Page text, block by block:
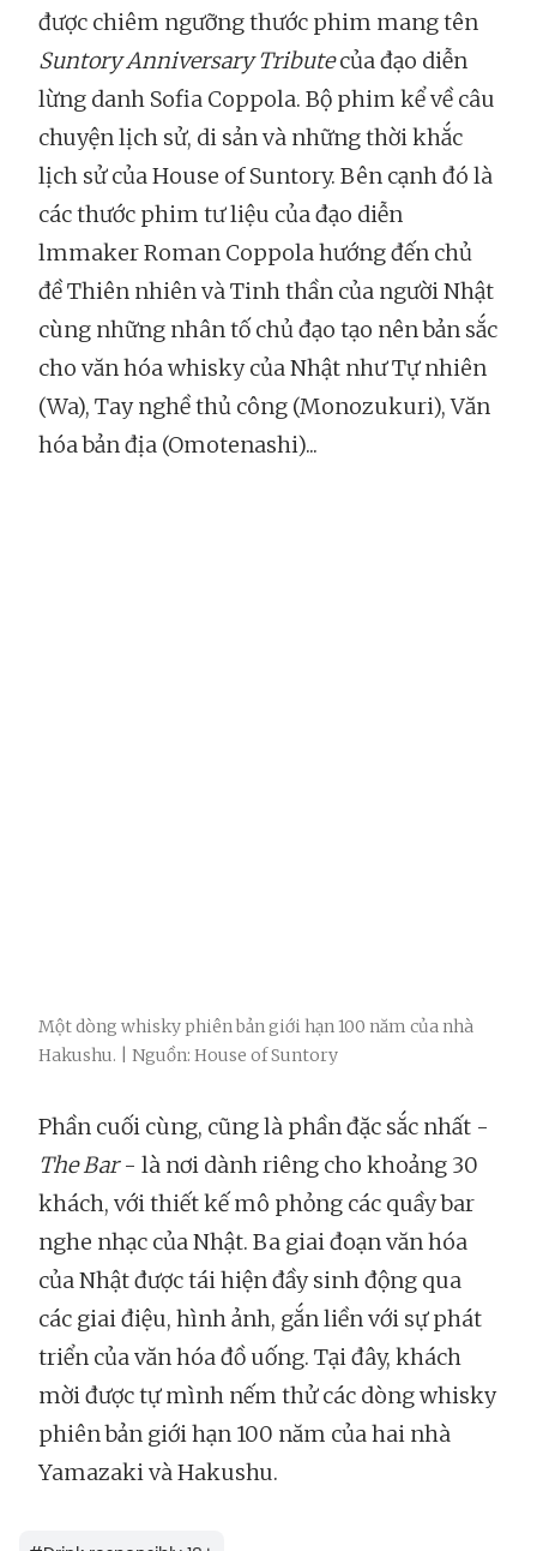
được chiêm ngưỡng thước phim mang tên
Suntory Anniversary Tributecủa đạo diễn
lừng danh Sofia Coppola. Bộ phim kể về câu
chuyện lịch sử, di sản và những thời khắc
lịch sử của House of Suntory. Bên cạnh đó là
các thước phim tư liệu của đạo diễn
lmmaker Roman Coppola hướng đến chủ
đề Thiên nhiên và Tinh thần của người Nhật
cùng những nhân tố chủ đạo tạo nên bản sắc
cho văn hóa whisky của Nhật như Tự nhiên
(Wa), Tay nghề thủ công (Monozukuri), Văn
hóa bản địa (Omotenashi)...
Một dòng whisky phiên bản giới hạn 100 năm của nhà
Hakushu. | Nguồn: House of Suntory
Phần cuối cùng, cũng là phần đặc sắc nhất -
The Bar- là nơi dành riêng cho khoảng 30
khách, với thiết kế mô phỏng các quầy bar
nghe nhạc của Nhật. Ba giai đoạn văn hóa
của Nhật được tái hiện đầy sinh động qua
các giai điệu, hình ảnh, gắn liền với sự phát
triển của văn hóa đồ uống. Tại đây, khách
mời được tự mình nếm thử các dòng whisky
phiên bản giới hạn 100 năm của hai nhà
Yamazaki và Hakushu.